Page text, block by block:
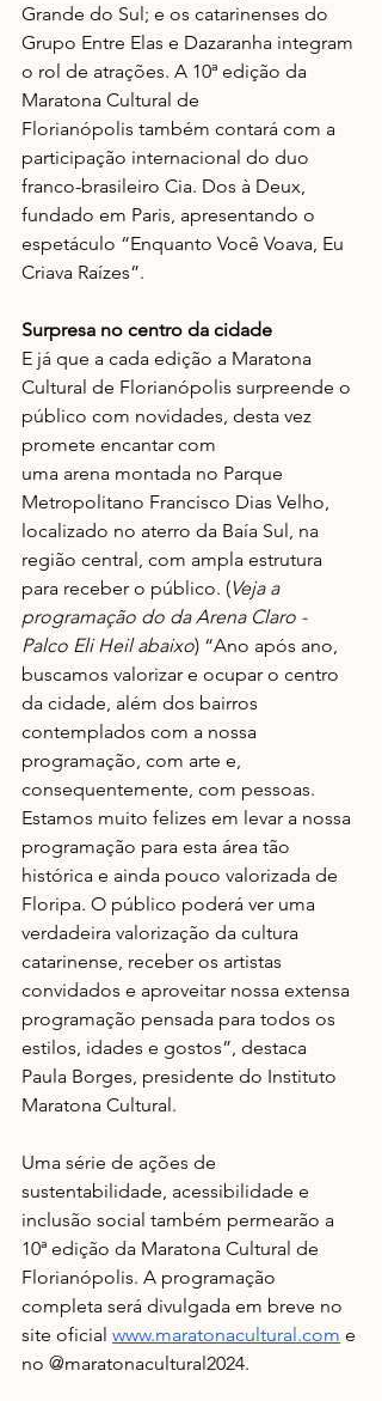
Grande do Sul; e os catarinenses do
Grupo Entre Elas e Dazaranha integram
o rol de atrações. A 10ª edição da
Maratona Cultural de
Florianópolis também contará com a
participação internacional do duo
franco-brasileiro Cia. Dos à Deux,
fundado em Paris, apresentando o
espetáculo “Enquanto Você Voava, Eu
Criava Raízes”.
Surpresa no centro da cidade
E já que a cada edição a Maratona
Cultural de Florianópolis surpreende o
público com novidades, desta vez
promete encantar com
uma arena montada no Parque
Metropolitano Francisco Dias Velho,
localizado no aterro da Baía Sul, na
região central, com ampla estrutura
para receber o público. (Veja a
programação do da Arena Claro -
Palco Eli Heil abaixo) “Ano após ano,
buscamos valorizar e ocupar o centro
da cidade, além dos bairros
contemplados com a nossa
programação, com arte e,
consequentemente, com pessoas.
Estamos muito felizes em levar a nossa
programação para esta área tão
histórica e ainda pouco valorizada de
Floripa. O público poderá ver uma
verdadeira valorização da cultura
catarinense, receber os artistas
convidados e aproveitar nossa extensa
programação pensada para todos os
estilos, idades e gostos”, destaca
Paula Borges, presidente do Instituto
Maratona Cultural.
Uma série de ações de
sustentabilidade, acessibilidade e
inclusão social também permearão a
10ª edição da Maratona Cultural de
Florianópolis. A programação
completa será divulgada em breve no
site oficial www.maratonacultural.com e
no @maratonacultural2024.